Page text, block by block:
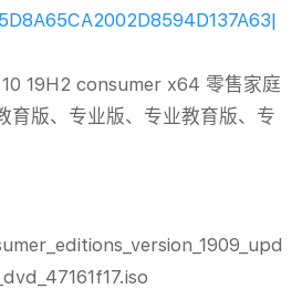
19H2 consumer x64 零售家庭
育版、专业版、专业教育版、专